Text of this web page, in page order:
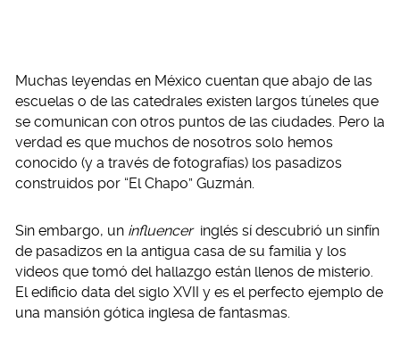
Muchas leyendas en México cuentan que abajo de las
escuelas o de las catedrales existen largos túneles que
se comunican con otros puntos de las ciudades. Pero la
verdad es que muchos de nosotros solo hemos
conocido (y a través de fotografías) los pasadizos
construidos por “El Chapo” Guzmán.
Sin embargo, un influencer inglés sí descubrió un sinfín
de pasadizos en la antigua casa de su familia y los
videos que tomó del hallazgo están llenos de misterio.
El edificio data del siglo XVII y es el perfecto ejemplo de
una mansión gótica inglesa de fantasmas.